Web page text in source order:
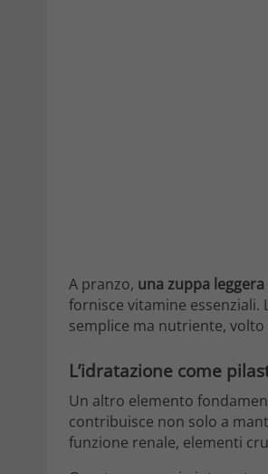
A pranzo, una zuppa
fornisce vitamine essenziali.
semplice ma nutriente,
L’idratazione come
Un altro elemento
contribuisce non solo a
funzione renale, elementi